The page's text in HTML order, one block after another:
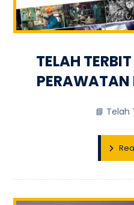
TELAH
PERAWATAN
📘 Telah